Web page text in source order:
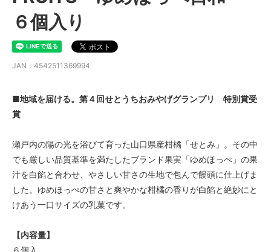
６個入り
JAN：4542511369994
■地域を届ける。第４回せとうちおみやげグランプリ 特別賞受
賞
瀬戸内の陽の光を浴びて育った山口県産柑橘「せとみ」。その中
でも厳しい品質基準を満たしたブランド果実「ゆめほっぺ」の果
汁を白餡と合わせ、やさしい甘さの生地で包んで饅頭に仕上げま
した。ゆめほっぺの甘さと爽やかな柑橘の香りが白餡と絶妙にと
けあう一口サイズの乳菓です。
【内容量】
６個入